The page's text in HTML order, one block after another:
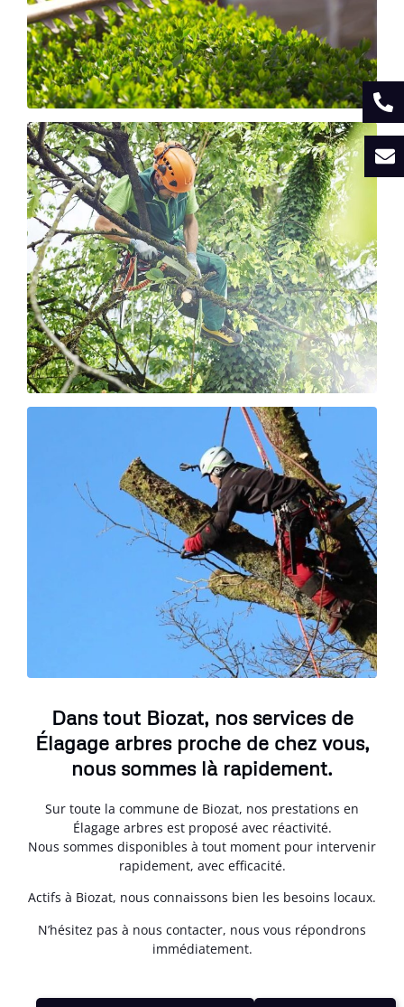
Dans tout Biozat, nos services de
Élagage arbres proche de chez vous,
nous sommes là rapidement.
Sur toute la commune de Biozat, nos prestations en
Élagage arbres est proposé avec réactivité.
Nous sommes disponibles à tout moment pour intervenir
rapidement, avec efficacité.
Actifs à Biozat, nous connaissons bien les besoins locaux.
N’hésitez pas à nous contacter, nous vous répondrons
immédiatement.